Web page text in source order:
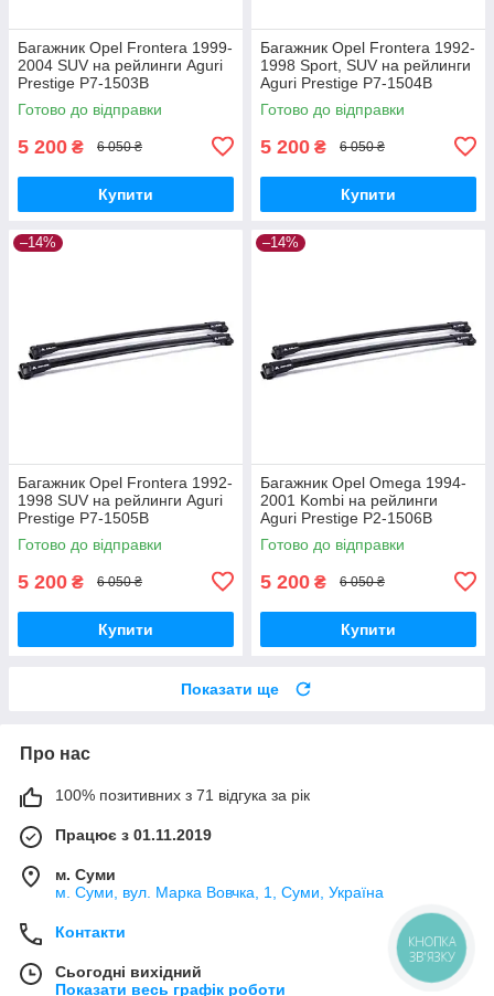
Багажник Opel Frontera 1999-
2004 SUV на рейлинги Aguri
Prestige P7-1503B
Готово до відправки
5 200 ₴ 6 050 ₴
Купити
Багажник Opel Frontera 1992-
1998 Sport, SUV на рейлинги
Aguri Prestige P7-1504B
Готово до відправки
5 200 ₴ 6 050 ₴
Купити
–14%
Багажник Opel Frontera 1992-
1998 SUV на рейлинги Aguri
Prestige P7-1505B
Готово до відправки
5 200 ₴ 6 050 ₴
Купити
–14%
Багажник Opel Omega 1994-
2001 Kombi на рейлинги
Aguri Prestige P2-1506B
Готово до відправки
5 200 ₴ 6 050 ₴
Купити
Показати ще
Про нас
100% позитивних з 71 відгука за рік
Працює з 01.11.2019
м. Суми
м. Суми, вул. Марка Вовчка, 1, Суми, Україна
Контакти
Сьогодні вихідний
Показати весь графік роботи
КНОПКА
ЗВ'ЯЗКУ